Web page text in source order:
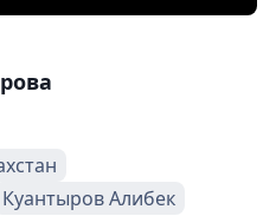
Куантыров Алибек